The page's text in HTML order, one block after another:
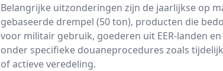
Belangrijke uitzonderingen zijn de jaarlijkse op
gebaseerde drempel (50 ton), producten die
voor militair gebruik, goederen uit EER-landen
onder specifieke douaneprocedures zoals
of actieve veredeling.